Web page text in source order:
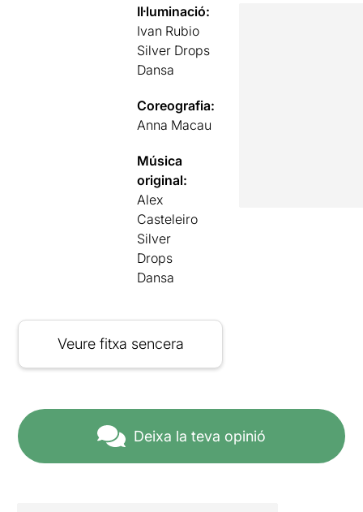
Il·luminació:
Ivan Rubio
Silver Drops
Dansa
Coreografia:
Anna Macau
Música
original:
Alex
Casteleiro
Silver
Drops
Dansa
Veure fitxa sencera
Deixa la teva opinió